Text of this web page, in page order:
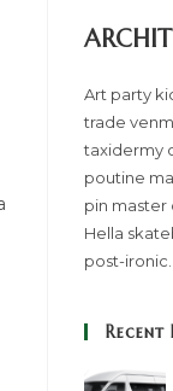
Art party
trade
taxidermy
poutine
pin master
Hella
post-ironic.
Recent